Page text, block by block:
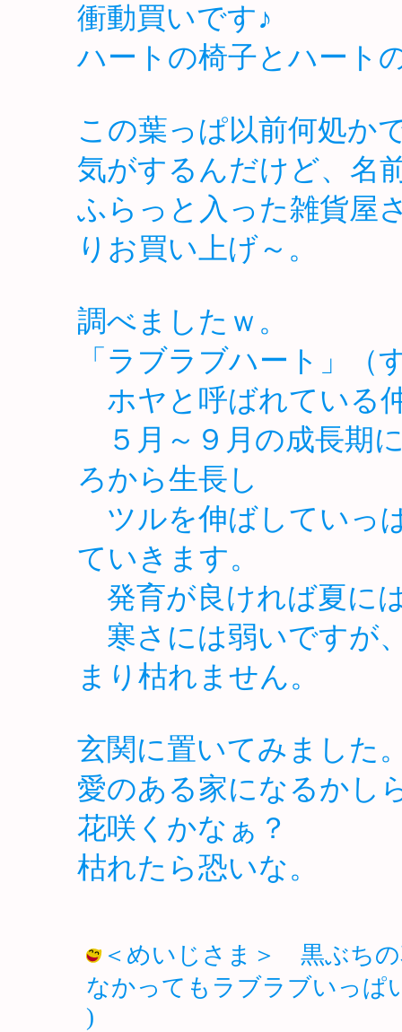
衝動買いです♪
ハートの椅子とハート
この葉っぱ以前何処か
気がするんだけど、名
ふらっと入った雑貨屋
りお買い上げ～。
調べましたｗ。
「ラブラブハート」（
ホヤと呼ばれている
５月～９月の成長期
ろから生長し
ツルを伸ばしていっ
ていきます。
発育が良ければ夏に
寒さには弱いですが
まり枯れません。
玄関に置いてみました
愛のある家になるかし
花咲くかなぁ？
枯れたら恐いな。
＜めいじさま＞ 黒ぶち
なかってもラブラブいっぱ
)